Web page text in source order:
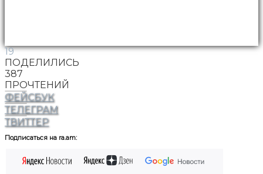
19
ПОДЕЛИЛИСЬ
387
ПРОЧТЕНИЙ
ФЕЙСБУК
ТЕЛЕГРАМ
ТВИТТЕР
Подписаться на ra.am: